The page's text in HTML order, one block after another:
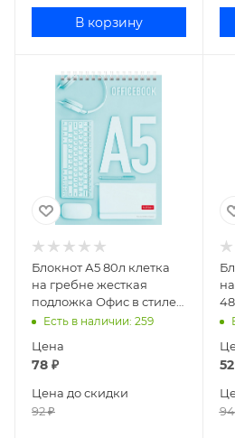
В корзину
Блокнот А5 80л клетка
на гребне жесткая
подложка Офис в стиле
вайб 80Б5В1гр_29926
Есть в наличии: 259
Цена
78 ₽
Цена до скидки
92₽
52
94